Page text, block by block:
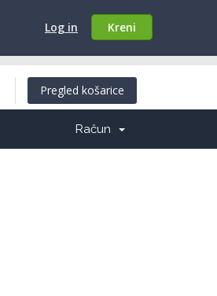
Log in Kreni
Pregled košarice
Račun